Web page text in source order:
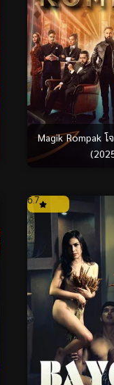
Magik Rompak โ
6.7